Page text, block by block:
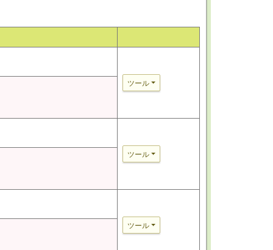
ツール
ツール
ツール